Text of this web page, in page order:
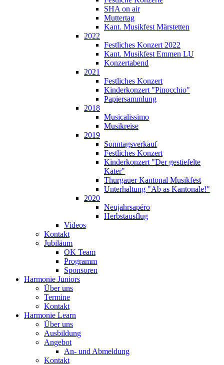
SHA on air
Muttertag
Kant. Musikfest Märstetten
2022
Festliches Konzert 2022
Kant. Musikfest Emmen LU
Konzertabend
2021
Festliches Konzert
Kinderkonzert "Pinocchio"
Papiersammlung
2018
Musicalissimo
Musikreise
2019
Sonntagsverkauf
Festliches Konzert
Kinderkonzert "Der gestiefelte
Kater"
Thurgauer Kantonal Musikfest
Unterhaltung "Ab as Kantonale!"
2020
Neujahrsapéro
Herbstausflug
Videos
Kontakt
Jubiläum
OK Team
Programm
Sponsoren
Harmonie Juniors
Über uns
Termine
Kontakt
Harmonie Learn
Über uns
Ausbildung
Angebot
An- und Abmeldung
Kontakt